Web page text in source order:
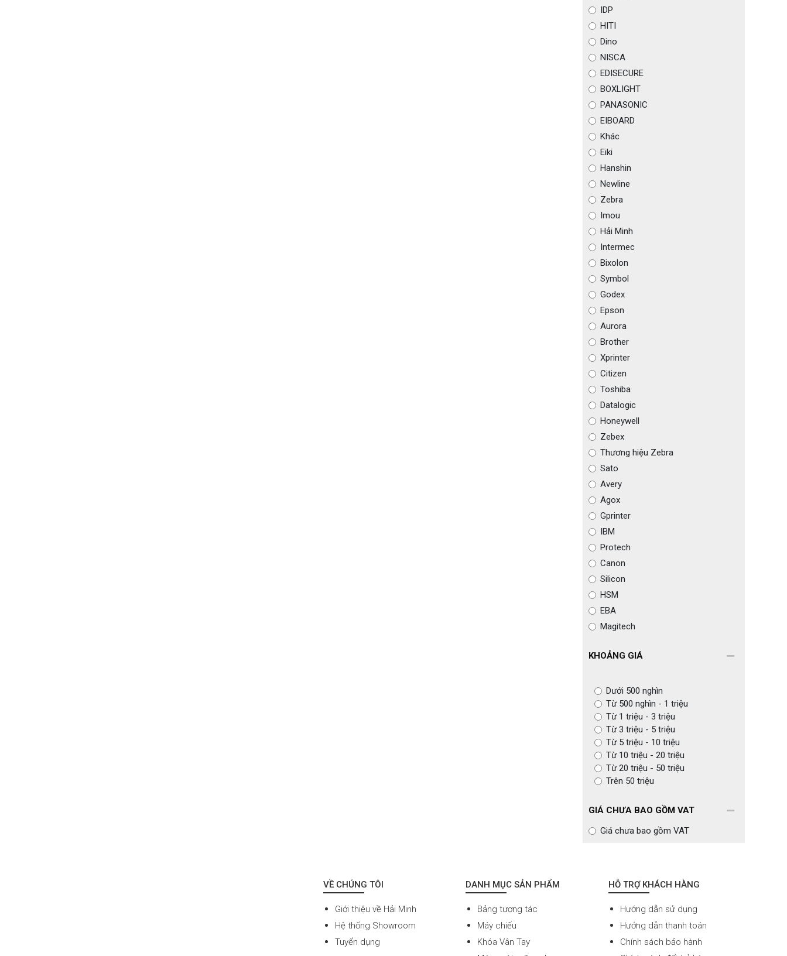
IDP
HITI
Dino
NISCA
EDISECURE
BOXLIGHT
PANASONIC
EIBOARD
Khác
Eiki
Hanshin
Newline
Zebra
Imou
Hải Minh
Intermec
Bixolon
Symbol
Godex
Epson
Aurora
Brother
Xprinter
Citizen
Toshiba
Datalogic
Honeywell
Zebex
Thương hiệu Zebra
Sato
Avery
Agox
Gprinter
IBM
Protech
Canon
Silicon
HSM
EBA
Magitech
KHOẢNG GIÁ
Dưới 500 nghìn
Từ 500 nghìn - 1 triệu
Từ 1 triệu - 3 triệu
Từ 3 triệu - 5 triệu
Từ 5 triệu - 10 triệu
Từ 10 triệu - 20 triệu
Từ 20 triệu - 50 triệu
Trên 50 triệu
GIÁ CHƯA BAO GỒM VAT
Giá chưa bao gồm VAT
VỀ CHÚNG TÔI
Giới thiệu về Hải Minh
Hệ thống Showroom
Tuyển dụng
DANH MỤC SẢN PHẨM
Bảng tương tác
Máy chiếu
Khóa Vân Tay
HỖ TRỢ KHÁCH HÀNG
Hướng dẫn sử dụng
Hướng dẫn thanh toán
Chính sách bảo hành